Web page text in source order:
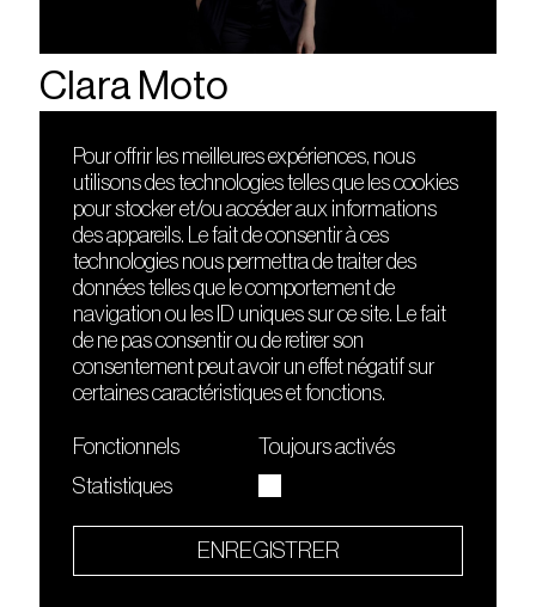
Clara Moto
DÉCOUVRIR
Le lieu
Contact
Presse
Cours de DJing
TMLAB
FRIENDS
Nuits sonores
HEAT
Hôtel71
La Gaîté Lyrique
Le Sucre fait partie de
Quartier culturel et créatif
Pour offrir les meilleures expériences, nous
utilisons des technologies telles que les cookies
pour stocker et/ou accéder aux informations
des appareils. Le fait de consentir à ces
technologies nous permettra de traiter des
données telles que le comportement de
navigation ou les ID uniques sur ce site. Le fait
de ne pas consentir ou de retirer son
consentement peut avoir un effet négatif sur
certaines caractéristiques et fonctions.
Fonctionnels
Toujours activés
Statistiques
ENREGISTRER